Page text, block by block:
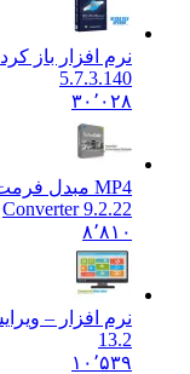
نرم افزار باز
5.7.3.140
۳۰٬۰۲۸
MP4 مبدل فرمت ویدویی برای ویندوز
Converter 9.2.22
۸٬۸۱۰
نرم افزار –
13.2
۱۰٬۵۳۹